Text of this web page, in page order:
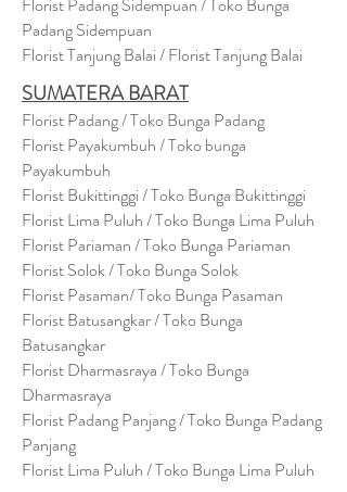
Padang Sidempuan
Florist Tanjung Balai / Florist Tanjung Balai
SUMATERA BARAT
Florist Padang / Toko Bunga Padang
Florist Payakumbuh / Toko bunga
Payakumbuh
Florist Bukittinggi / Toko Bunga Bukittinggi
Florist Lima Puluh / Toko Bunga Lima Puluh
Florist Pariaman / Toko Bunga Pariaman
Florist Solok / Toko Bunga Solok
Florist Pasaman/ Toko Bunga Pasaman
Florist Batusangkar / Toko Bunga
Batusangkar
Florist Dharmasraya / Toko Bunga
Dharmasraya
Florist Padang Panjang / Toko Bunga Padang
Panjang
Florist Lima Puluh / Toko Bunga Lima Puluh